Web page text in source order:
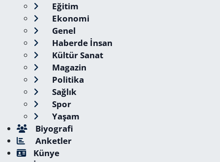
Eğitim
Ekonomi
Genel
Haberde İnsan
Kültür Sanat
Magazin
Politika
Sağlık
Spor
Yaşam
Biyografi
Anketler
Künye